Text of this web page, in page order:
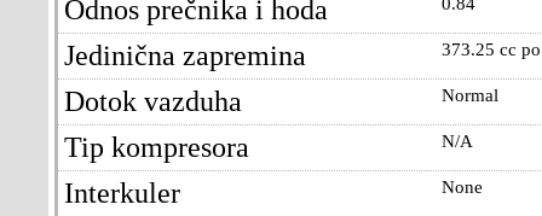
Odnos prečnika i hoda
373.25 cc
Jedinična zapremina
Normal
Dotok vazduha
N/A
Tip kompresora
None
Interkuler